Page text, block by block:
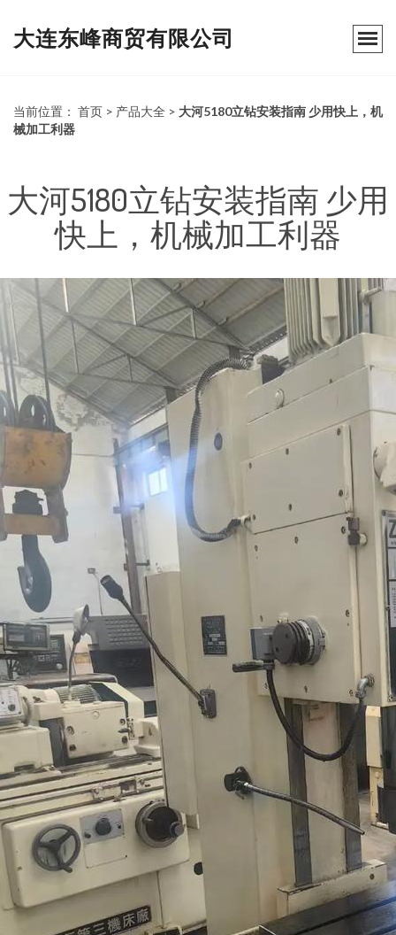
大连东峰商贸有限公司
当前位置： 首页 > 产品大全 > 大河5180立钻安装指南 少用快上，机
械加工利器
大河5180立钻安装指南 少用
快上，机械加工利器